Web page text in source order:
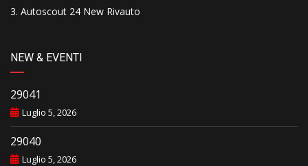
Autoscout 24 New Rivauto
NEW & EVENTI
29041
Luglio 5, 2026
29040
Luglio 5, 2026